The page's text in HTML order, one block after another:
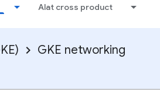
Alat cross product
GKE networking